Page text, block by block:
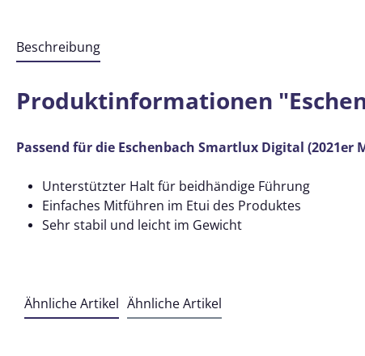
Beschreibung
Produktinformationen
Passend für die Eschenbach Smartlux Digital (2021er
Unterstützter Halt für beidhändige Führung
Einfaches Mitführen im Etui des Produktes
Sehr stabil und leicht im Gewicht
Ähnliche Artikel Ähnliche Artikel